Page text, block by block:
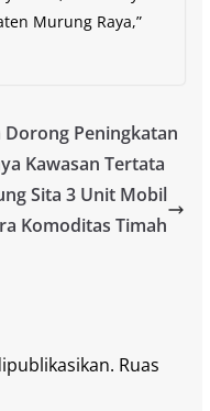
Murung Raya,”
Dorong Peningkatan
Kawasan Tertata
Sita 3 Unit Mobil
Komoditas Timah
Ruas